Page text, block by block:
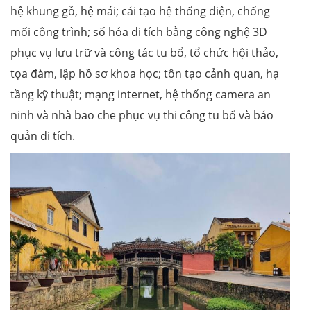
hệ khung gỗ, hệ mái; cải tạo hệ thống điện, chống
mối công trình; số hóa di tích bằng công nghệ 3D
phục vụ lưu trữ và công tác tu bổ, tổ chức hội thảo,
tọa đàm, lập hồ sơ khoa học; tôn tạo cảnh quan, hạ
tầng kỹ thuật; mạng internet, hệ thống camera an
ninh và nhà bao che phục vụ thi công tu bổ và bảo
quản di tích.